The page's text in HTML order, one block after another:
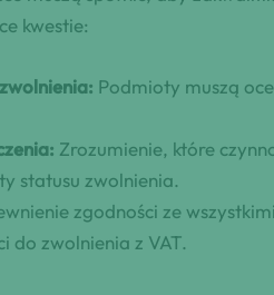
kwestie:
Podmioty muszą
Zrozumienie, które
statusu zwolnienia.
zgodności ze
do zwolnienia z VAT.